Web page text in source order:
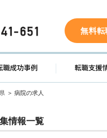
0120-941-651 無料転
転職成功事例
病院の求人
情報一覧